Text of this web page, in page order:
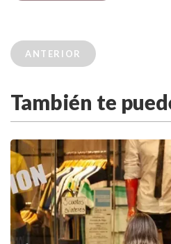
ANTERIOR
También te